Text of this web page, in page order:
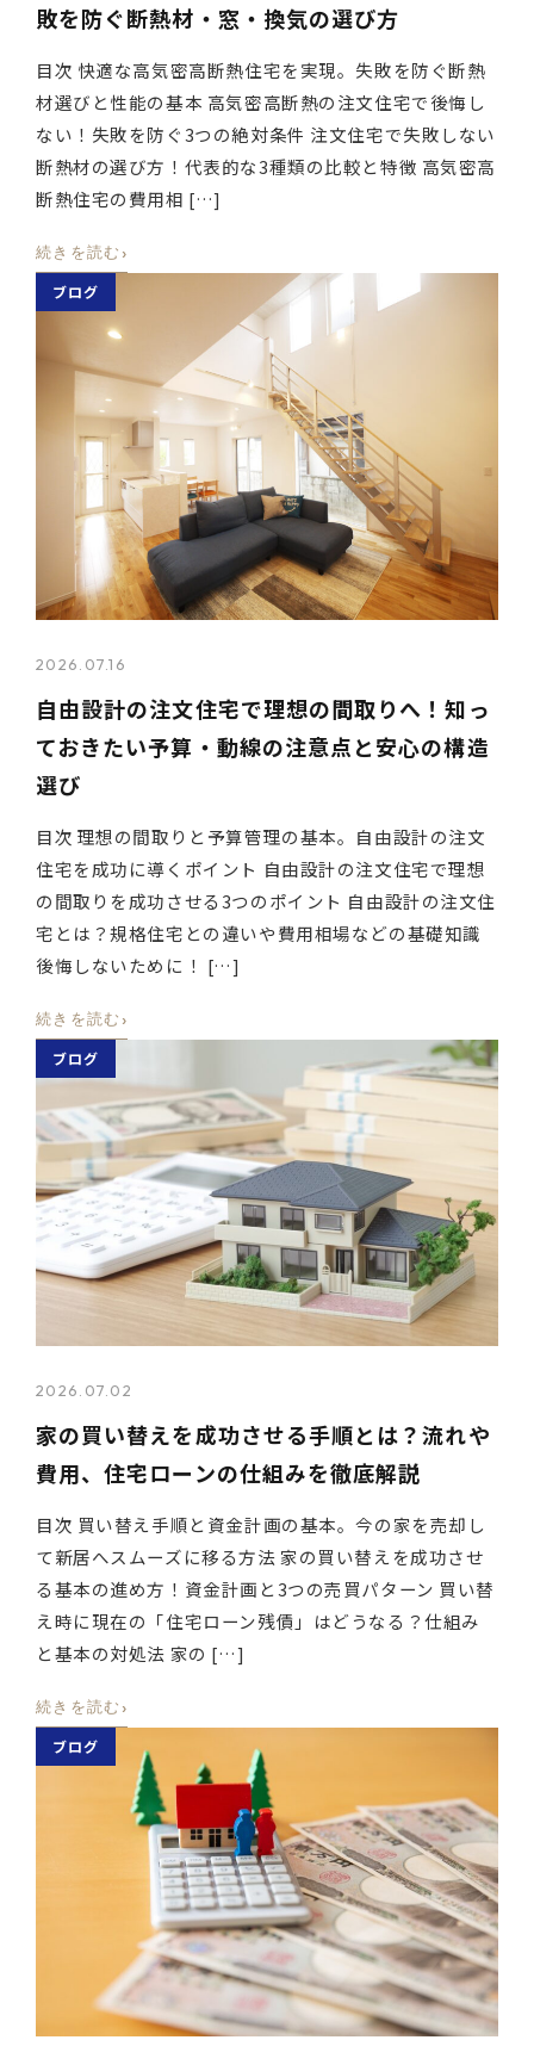
敗を防ぐ断熱材・窓・換気の選び方
目次 快適な高気密高断熱住宅を実現。失敗を防ぐ断熱
材選びと性能の基本 高気密高断熱の注文住宅で後悔し
ない！失敗を防ぐ3つの絶対条件 注文住宅で失敗しない
断熱材の選び方！代表的な3種類の比較と特徴 高気密高
断熱住宅の費用相 […]
続きを読む ›
ブログ
2026.07.16
自由設計の注文住宅で理想の間取りへ！知っ
ておきたい予算・動線の注意点と安心の構造
選び
目次 理想の間取りと予算管理の基本。自由設計の注文
住宅を成功に導くポイント 自由設計の注文住宅で理想
の間取りを成功させる3つのポイント 自由設計の注文住
宅とは？規格住宅との違いや費用相場などの基礎知識
後悔しないために！ […]
続きを読む ›
ブログ
2026.07.02
家の買い替えを成功させる手順とは？流れや
費用、住宅ローンの仕組みを徹底解説
目次 買い替え手順と資金計画の基本。今の家を売却し
て新居へスムーズに移る方法 家の買い替えを成功させ
る基本の進め方！資金計画と3つの売買パターン 買い替
え時に現在の「住宅ローン残債」はどうなる？仕組み
と基本の対処法 家の […]
続きを読む ›
ブログ